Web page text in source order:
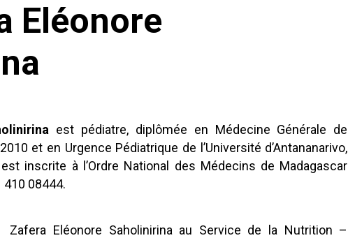
Eléonore
est pédiatre, diplômée en Médecine Générale de
et en Urgence Pédiatrique de l’Université d’Antananarivo,
inscrite à l’Ordre National des Médecins de Madagascar
08444.
Eléonore Saholinirina au Service de la Nutrition –